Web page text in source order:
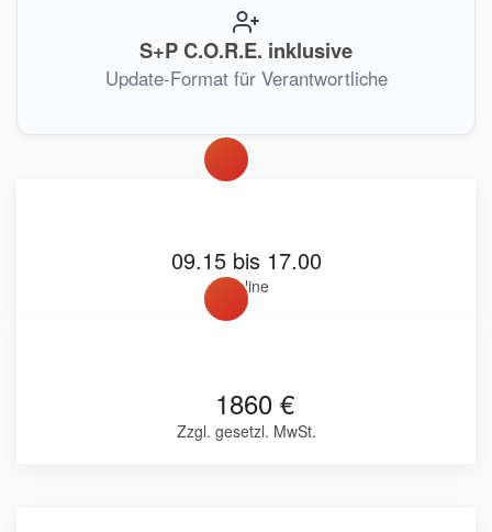
S+P C.O.R.E. inklusive
Update-Format für Verantwortliche
09.15 bis 17.00
Online
1860 €
Zzgl. gesetzl. MwSt.